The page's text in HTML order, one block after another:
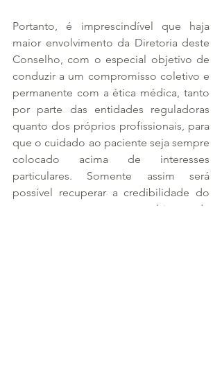
Portanto, é imprescindível que haja
maior envolvimento da Diretoria deste
Conselho, com o especial objetivo de
conduzir a um compromisso coletivo e
permanente com a ética médica, tanto
por parte das entidades reguladoras
quanto dos próprios profissionais, para
que o cuidado ao paciente seja sempre
colocado acima de interesses
particulares. Somente assim será
possível recuperar a credibilidade do
setor e promover um ambiente de